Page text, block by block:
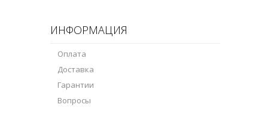
ИНФОРМАЦИЯ
Оплата
Доставка
Гарантии
Вопросы